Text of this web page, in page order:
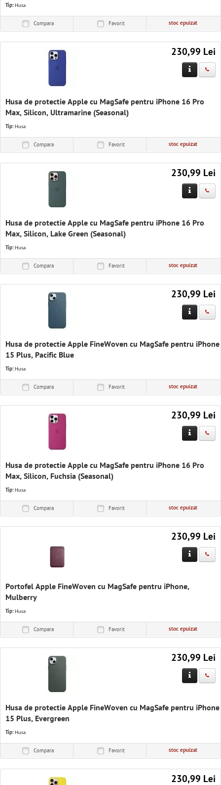
Tip: Husa
Compara Favorit stoc epuizat
230,99 Lei
Husa de protectie Apple cu MagSafe pentru iPhone 16 Pro
Max, Silicon, Ultramarine (Seasonal)
Tip: Husa
Compara Favorit stoc epuizat
230,99 Lei
Husa de protectie Apple cu MagSafe pentru iPhone 16 Pro
Max, Silicon, Lake Green (Seasonal)
Tip: Husa
Compara Favorit stoc epuizat
230,99 Lei
Husa de protectie Apple FineWoven cu MagSafe pentru iPhone
15 Plus, Pacific Blue
Tip: Husa
Compara Favorit stoc epuizat
230,99 Lei
Husa de protectie Apple cu MagSafe pentru iPhone 16 Pro
Max, Silicon, Fuchsia (Seasonal)
Tip: Husa
Compara Favorit stoc epuizat
230,99 Lei
Portofel Apple FineWoven cu MagSafe pentru iPhone,
Mulberry
Tip: Husa
Compara Favorit stoc epuizat
230,99 Lei
Husa de protectie Apple FineWoven cu MagSafe pentru iPhone
15 Plus, Evergreen
Tip: Husa
Compara Favorit stoc epuizat
230,99 Lei